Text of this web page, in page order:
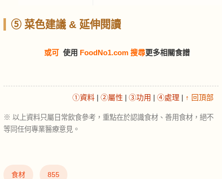
⑤ 菜色建議 & 延伸閱讀
或可 使用 FoodNo1.com 搜尋更多相關食譜
①資料 | ②屬性 | ③功用 | ④處理 | ↑ 回頂部
※ 以上資料只屬日常飲食參考，重點在於認識食材、善用食材，絕不
等同任何專業醫療意見。
食材 855